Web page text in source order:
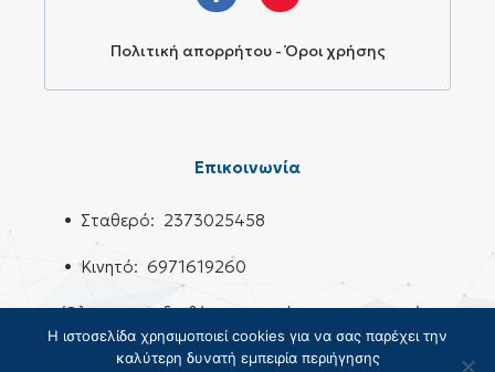
Πολιτική απορρήτου - Όροι χρήσης
Επικοινωνία
• Σταθερό: 2373025458
• Κινητό: 6971619260
Όλους τους διαθέσιμους τρόπους επικοινωνίας
θα τους βρειςεδώ.
Η ιστοσελίδα χρησιμοποιεί cookies για να σας παρέχει την
καλύτερη δυνατή εμπειρία περιήγησης